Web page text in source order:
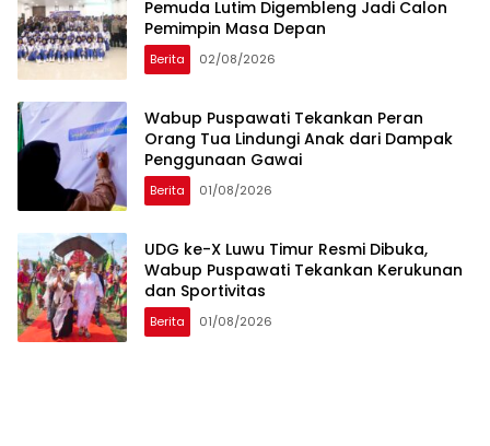
Pemuda Lutim Digembleng Jadi Calon
Pemimpin Masa Depan
Berita 02/08/2026
Wabup Puspawati Tekankan Peran
Orang Tua Lindungi Anak dari Dampak
Penggunaan Gawai
Berita 01/08/2026
UDG ke-X Luwu Timur Resmi Dibuka,
Wabup Puspawati Tekankan Kerukunan
dan Sportivitas
Berita 01/08/2026